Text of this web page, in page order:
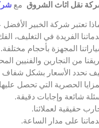
نقل اثاث الشروق مع
تعتبر شركة الخبير
الفريدة في التغليف،
المجهزة بأحجام مختلفة.
من النجارين والفنيين
نحدد الأسعار بشكل
الحصرية التي تحصل
شائعة وإجابات دقيقة.
حقيقية لعملائنا.
على مدار الساعة.